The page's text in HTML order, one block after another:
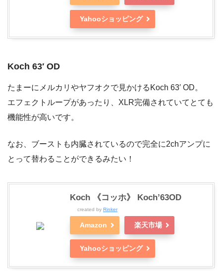
Yahooショッピング
Koch 63′ OD
たまーにメルカリやヤフオクで見かけるKoch 63′ OD。
エフェクトループがあったり、XLR完備されていてとても
機能性が高いです。
なお、ブーストも内臓されているので完全に2chアンプに
とって替わることができるみたい！
Koch 《コッホ》 Koch’63OD
created by Rinker
Amazon 楽天市場
Yahooショッピング